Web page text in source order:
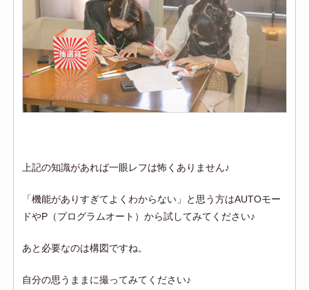
上記の知識があれば一眼レフは怖くありません♪
「機能がありすぎてよくわからない」と思う方はAUTOモー
ドやP（プログラムオート）から試してみてください♪
あと必要なのは構図ですね。
自分の思うままに撮ってみてください♪